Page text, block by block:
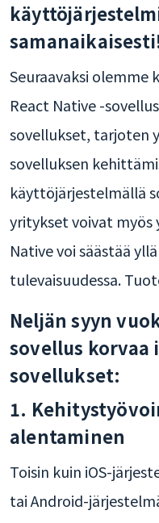
Seuraavaksi olemme
React Native -
sovellukset, tarjoten
sovelluksen
käyttöjärjestelmällä
yritykset voivat myös
Native voi säästää
tulevaisuudessa.
Neljän syyn
sovellus korvaa
sovellukset:
1.
alentaminen
Toisin kuin iOS-
tai Android-